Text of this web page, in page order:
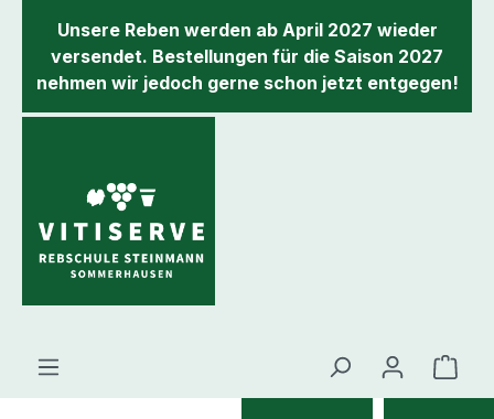
springen
Unsere Reben werden ab April 2027 wieder
versendet. Bestellungen für die Saison 2027
nehmen wir jedoch gerne schon jetzt entgegen!